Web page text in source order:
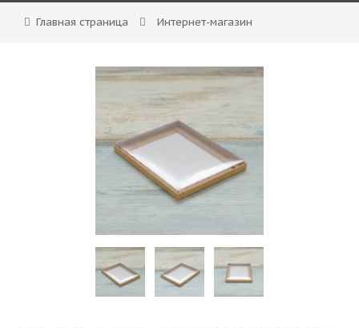
Главная страница Интернет-магазин